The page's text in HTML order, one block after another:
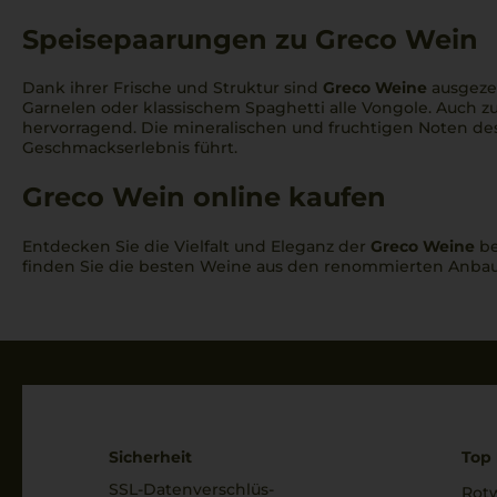
Friulano
Gaglioppo
Garganega
Gewuerztraminer
Glera
Grechetto
Greco
Speisepaarungen zu Greco Wein
Dank ihrer Frische und Struktur sind Greco Weine
Garnelen oder klassischem Spaghetti alle Vongole. Auch
hervorragend. Die mineralischen und fruchtigen Noten
Geschmackserlebnis führt.
Greco Wein online kaufen
Entdecken Sie die Vielfalt und Eleganz der Greco Weine
finden Sie die besten Weine aus den renommierten
Sicherheit
SSL-Daten­verschlüs­
Top